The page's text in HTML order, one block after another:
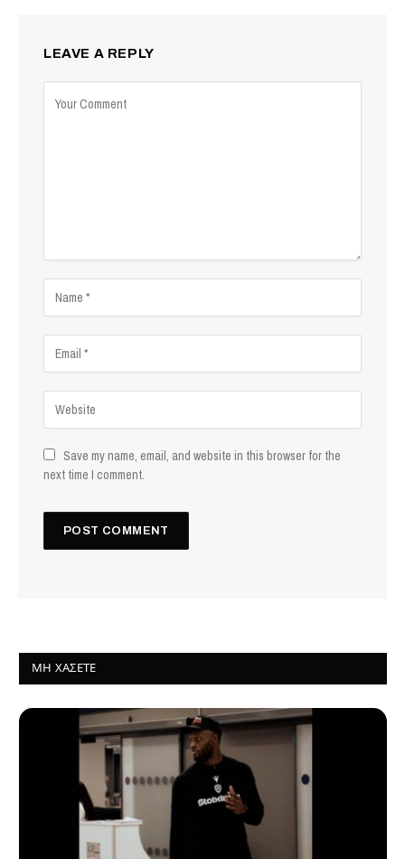
LEAVE A REPLY
Save my name, email, and website in this browser for the
next time I comment.
ΜΗ ΧΆΣΕΤΕ